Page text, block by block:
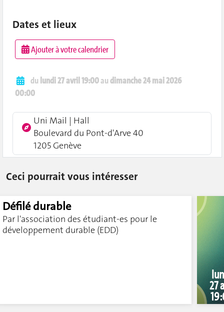
Dates et lieux
Ajouter à votre calendrier
du lundi 27 avril 19:00audimanche 24 mai 2026
00:00
Uni Mail | Hall
Boulevard du Pont-d'Arve 40
1205 Genève
Ceci pourrait vous intéresser
Défilé durable
Par l'association des étudiant-es pour le
développement durable (EDD)
27